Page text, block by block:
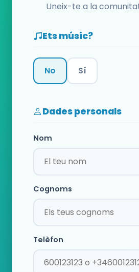
Uneix-te a la
Ets músic?
No Sí
Dades personals
Nom
Cognoms
Telèfon